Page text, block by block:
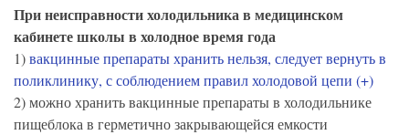
При неисправности холодильника в медицинском
кабинете школы в холодное время года
1)вакцинные препараты хранить нельзя, следует вернуть в
поликлинику, с соблюдением правил холодовой цепи (+)
2) можно хранить вакцинные препараты в холодильнике
пищеблока в герметично закрывающейся емкости